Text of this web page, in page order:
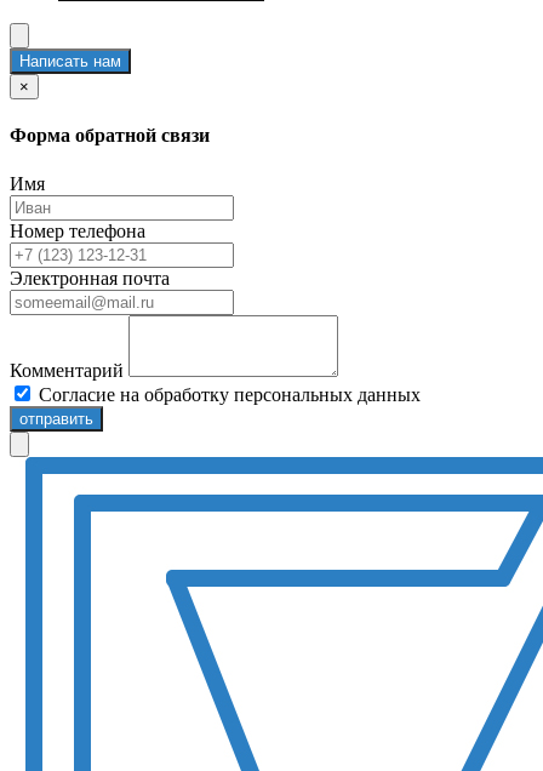
Написать нам
×
Форма обратной связи
Имя
Номер телефона
Электронная почта
Комментарий
Согласие на обработку персональных данных
отправить